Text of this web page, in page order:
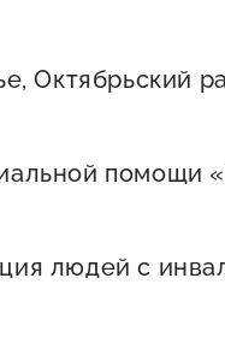
Октябрьский
помощи
людей с